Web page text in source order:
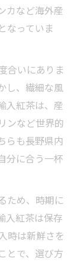
カなど海外産
なっていま
合いにありま
し、繊細な風
入紅茶は、産
ンなど世界的
らも長野県内
分に合う一杯
ため、時期に
入紅茶は保存
時は新鮮さを
とで、選び方